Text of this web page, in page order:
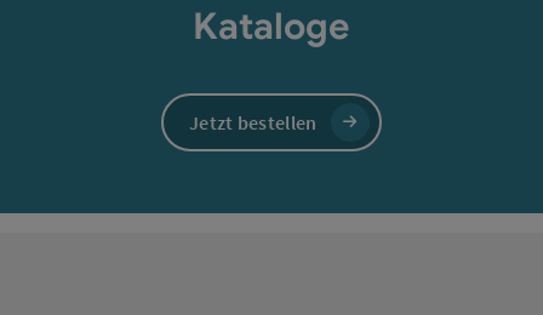
Kataloge
Jetzt bestellen